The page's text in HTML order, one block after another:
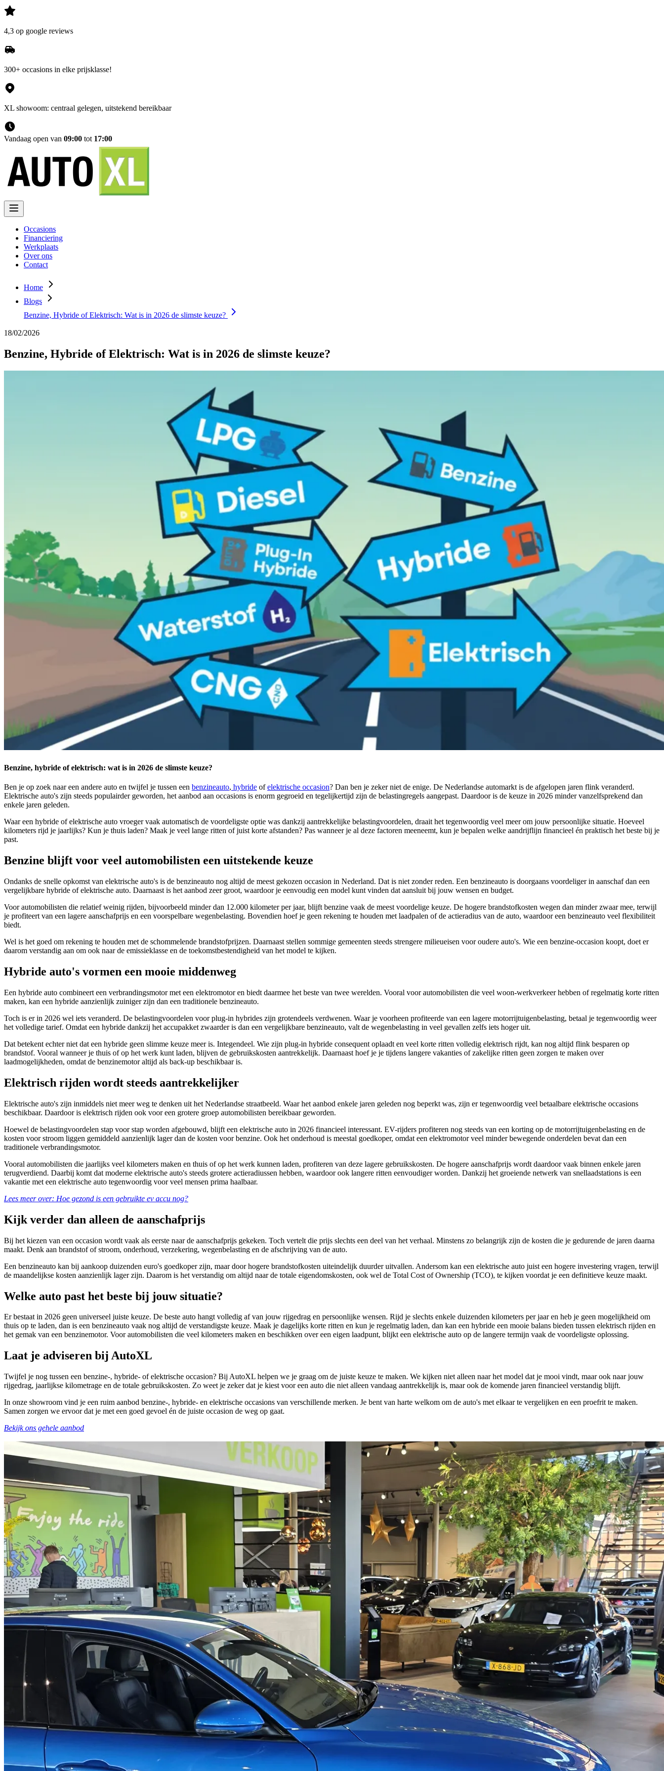
4,3 op google reviews
300+ occasions in elke prijsklasse!
XL showoom: centraal gelegen, uitstekend bereikbaar
Vandaag open van 09:00 tot 17:00
Occasions
Financiering
Werkplaats
Over ons
Contact
Home
Blogs
Benzine, Hybride of Elektrisch: Wat is in 2026 de slimste keuze?
18/02/2026
Benzine, Hybride of Elektrisch: Wat is in 2026 de slimste keuze?
Benzine, hybride of elektrisch: wat is in 2026 de slimste keuze?
Ben je op zoek naar een andere auto en twijfel je tussen een benzineauto, hybride ofelektrische occasion? Dan ben je zeker niet de enige. De Nederlandse automarkt is de afgelopen jaren flink veranderd.
Elektrische auto's zijn steeds populairder geworden, het aanbod aan occasions is enorm gegroeid en tegelijkertijd zijn de belastingregels aangepast. Daardoor is de keuze in 2026 minder vanzelfsprekend dan
enkele jaren geleden.
Waar een hybride of elektrische auto vroeger vaak automatisch de voordeligste optie was dankzij aantrekkelijke belastingvoordelen, draait het tegenwoordig veel meer om jouw persoonlijke situatie. Hoeveel
kilometers rijd je jaarlijks? Kun je thuis laden? Maak je veel lange ritten of juist korte afstanden? Pas wanneer je al deze factoren meeneemt, kun je bepalen welke aandrijflijn financieel én praktisch het beste bij je
past.
Benzine blijft voor veel automobilisten een uitstekende keuze
Ondanks de snelle opkomst van elektrische auto's is de benzineauto nog altijd de meest gekozen occasion in Nederland. Dat is niet zonder reden. Een benzineauto is doorgaans voordeliger in aanschaf dan een
vergelijkbare hybride of elektrische auto. Daarnaast is het aanbod zeer groot, waardoor je eenvoudig een model kunt vinden dat aansluit bij jouw wensen en budget.
Voor automobilisten die relatief weinig rijden, bijvoorbeeld minder dan 12.000 kilometer per jaar, blijft benzine vaak de meest voordelige keuze. De hogere brandstofkosten wegen dan minder zwaar mee, terwijl
je profiteert van een lagere aanschafprijs en een voorspelbare wegenbelasting. Bovendien hoef je geen rekening te houden met laadpalen of de actieradius van de auto, waardoor een benzineauto veel flexibiliteit
biedt.
Wel is het goed om rekening te houden met de schommelende brandstofprijzen. Daarnaast stellen sommige gemeenten steeds strengere milieueisen voor oudere auto's. Wie een benzine-occasion koopt, doet er
daarom verstandig aan om ook naar de emissieklasse en de toekomstbestendigheid van het model te kijken.
Hybride auto's vormen een mooie middenweg
Een hybride auto combineert een verbrandingsmotor met een elektromotor en biedt daarmee het beste van twee werelden. Vooral voor automobilisten die veel woon-werkverkeer hebben of regelmatig korte ritten
maken, kan een hybride aanzienlijk zuiniger zijn dan een traditionele benzineauto.
Toch is er in 2026 wel iets veranderd. De belastingvoordelen voor plug-in hybrides zijn grotendeels verdwenen. Waar je voorheen profiteerde van een lagere motorrijtuigenbelasting, betaal je tegenwoordig weer
het volledige tarief. Omdat een hybride dankzij het accupakket zwaarder is dan een vergelijkbare benzineauto, valt de wegenbelasting in veel gevallen zelfs iets hoger uit.
Dat betekent echter niet dat een hybride geen slimme keuze meer is. Integendeel. Wie zijn plug-in hybride consequent oplaadt en veel korte ritten volledig elektrisch rijdt, kan nog altijd flink besparen op
brandstof. Vooral wanneer je thuis of op het werk kunt laden, blijven de gebruikskosten aantrekkelijk. Daarnaast hoef je je tijdens langere vakanties of zakelijke ritten geen zorgen te maken over
laadmogelijkheden, omdat de benzinemotor altijd als back-up beschikbaar is.
Elektrisch rijden wordt steeds aantrekkelijker
Elektrische auto's zijn inmiddels niet meer weg te denken uit het Nederlandse straatbeeld. Waar het aanbod enkele jaren geleden nog beperkt was, zijn er tegenwoordig veel betaalbare elektrische occasions
beschikbaar. Daardoor is elektrisch rijden ook voor een grotere groep automobilisten bereikbaar geworden.
Hoewel de belastingvoordelen stap voor stap worden afgebouwd, blijft een elektrische auto in 2026 financieel interessant. EV-rijders profiteren nog steeds van een korting op de motorrijtuigenbelasting en de
kosten voor stroom liggen gemiddeld aanzienlijk lager dan de kosten voor benzine. Ook het onderhoud is meestal goedkoper, omdat een elektromotor veel minder bewegende onderdelen bevat dan een
traditionele verbrandingsmotor.
Vooral automobilisten die jaarlijks veel kilometers maken en thuis of op het werk kunnen laden, profiteren van deze lagere gebruikskosten. De hogere aanschafprijs wordt daardoor vaak binnen enkele jaren
terugverdiend. Daarbij komt dat moderne elektrische auto's steeds grotere actieradiussen hebben, waardoor ook langere ritten eenvoudiger worden. Dankzij het groeiende netwerk van snellaadstations is een
vakantie met een elektrische auto tegenwoordig voor veel mensen prima haalbaar.
Lees meer over: Hoe gezond is een gebruikte ev accu nog?
Kijk verder dan alleen de aanschafprijs
Bij het kiezen van een occasion wordt vaak als eerste naar de aanschafprijs gekeken. Toch vertelt die prijs slechts een deel van het verhaal. Minstens zo belangrijk zijn de kosten die je gedurende de jaren daarna
maakt. Denk aan brandstof of stroom, onderhoud, verzekering, wegenbelasting en de afschrijving van de auto.
Een benzineauto kan bij aankoop duizenden euro's goedkoper zijn, maar door hogere brandstofkosten uiteindelijk duurder uitvallen. Andersom kan een elektrische auto juist een hogere investering vragen, terwijl
de maandelijkse kosten aanzienlijk lager zijn. Daarom is het verstandig om altijd naar de totale eigendomskosten, ook wel de Total Cost of Ownership (TCO), te kijken voordat je een definitieve keuze maakt.
Welke auto past het beste bij jouw situatie?
Er bestaat in 2026 geen universeel juiste keuze. De beste auto hangt volledig af van jouw rijgedrag en persoonlijke wensen. Rijd je slechts enkele duizenden kilometers per jaar en heb je geen mogelijkheid om
thuis op te laden, dan is een benzineauto vaak nog altijd de verstandigste keuze. Maak je dagelijks korte ritten en kun je regelmatig laden, dan kan een hybride een mooie balans bieden tussen elektrisch rijden en
het gemak van een benzinemotor. Voor automobilisten die veel kilometers maken en beschikken over een eigen laadpunt, blijkt een elektrische auto op de langere termijn vaak de voordeligste oplossing.
Laat je adviseren bij AutoXL
Twijfel je nog tussen een benzine-, hybride- of elektrische occasion? Bij AutoXL helpen we je graag om de juiste keuze te maken. We kijken niet alleen naar het model dat je mooi vindt, maar ook naar jouw
rijgedrag, jaarlijkse kilometrage en de totale gebruikskosten. Zo weet je zeker dat je kiest voor een auto die niet alleen vandaag aantrekkelijk is, maar ook de komende jaren financieel verstandig blijft.
In onze showroom vind je een ruim aanbod benzine-, hybride- en elektrische occasions van verschillende merken. Je bent van harte welkom om de auto's met elkaar te vergelijken en een proefrit te maken.
Samen zorgen we ervoor dat je met een goed gevoel én de juiste occasion de weg op gaat.
Bekijk ons gehele aanbod